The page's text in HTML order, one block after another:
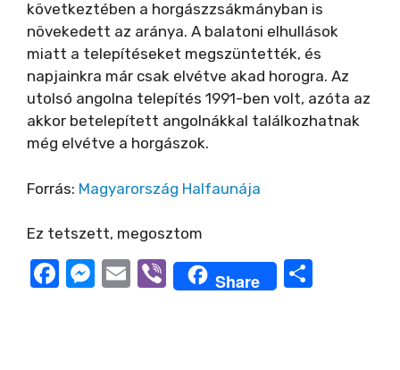
e
o
következtében a horgászzsákmányban is
növekedett az aránya. A balatoni elhullások
miatt a telepítéseket megszüntették, és
napjainkra már csak elvétve akad horogra. Az
utolsó angolna telepítés 1991-ben volt, azóta az
akkor betelepített angolnákkal találkozhatnak
még elvétve a horgászok.
Forrás: Magyarország Halfaunája
Ez tetszett, megosztom
F
M E
Vi
b
Share